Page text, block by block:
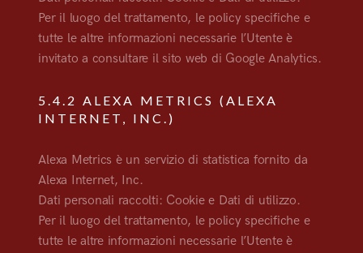
Per il luogo del trattamento, le policy specifiche e
tutte le altre informazioni necessarie l’Utente è
invitato a consultare il sito web di Google Analytics.
5.4.2 ALEXA METRICS (ALEXA
INTERNET, INC.)
Alexa Metrics è un servizio di statistica fornito da
Alexa Internet, Inc.
Dati personali raccolti: Cookie e Dati di utilizzo.
Per il luogo del trattamento, le policy specifiche e
tutte le altre informazioni necessarie l’Utente è